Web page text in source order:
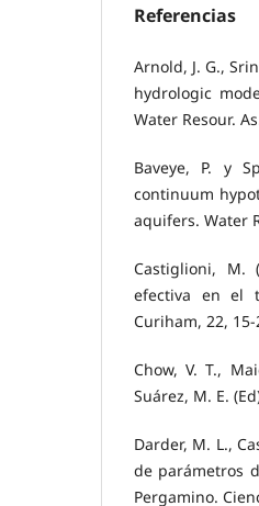
Referencias
Arnold, J. G.,
hydrologic
Water Resour.
Baveye, P. y
continuum
aquifers. Water
Castiglioni, M.
efectiva en el
Curiham, 22, 15-
Chow, V. T.,
Suárez, M. E.
Darder, M. L.,
de parámetros
Pergamino.